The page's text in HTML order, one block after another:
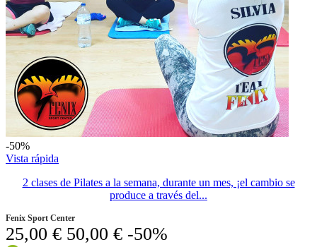
-50%
Vista rápida
2 clases de Pilates a la semana, durante un mes, ¡el cambio se
produce a través del...
Fenix Sport Center
25,00 € 50,00 € -50%